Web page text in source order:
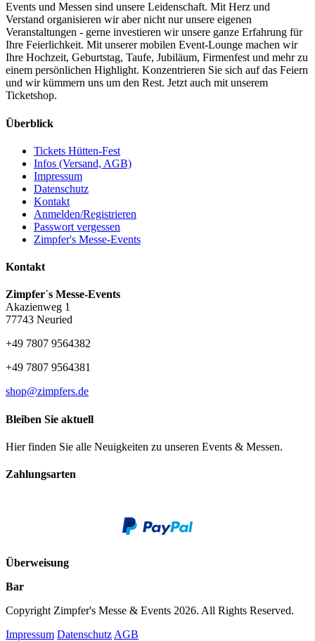
Events und Messen sind unsere Leidenschaft. Mit Herz und
Verstand organisieren wir aber nicht nur unsere eigenen
Veranstaltungen - gerne investieren wir unsere ganze Erfahrung für
Ihre Feierlichkeit. Mit unserer mobilen Event-Lounge machen wir
Ihre Hochzeit, Geburtstag, Taufe, Jubiläum, Firmenfest und mehr zu
einem persönlichen Highlight. Konzentrieren Sie sich auf das Feiern
und wir kümmern uns um den Rest. Jetzt auch mit unserem
Ticketshop.
Überblick
Tickets Hütten-Fest
Infos (Versand, AGB)
Impressum
Datenschutz
Kontakt
Anmelden/Registrieren
Passwort vergessen
Zimpfer's Messe-Events
Kontakt
Zimpfer´s Messe-Events
Akazienweg 1
77743 Neuried
+49 7807 9564382
+49 7807 9564381
shop@zimpfers.de
Bleiben Sie aktuell
Hier finden Sie alle Neuigkeiten zu unseren Events & Messen.
Zahlungsarten
Überweisung
Bar
Copyright Zimpfer's Messe & Events 2026. All Rights Reserved.
Impressum Datenschutz AGB